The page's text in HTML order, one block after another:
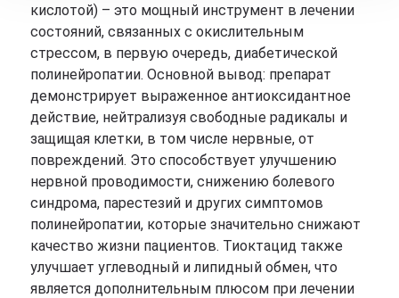
кислотой) – это мощный инструмент в лечении
состояний, связанных с окислительным
стрессом, в первую очередь, диабетической
полинейропатии. Основной вывод: препарат
демонстрирует выраженное антиоксидантное
действие, нейтрализуя свободные радикалы и
защищая клетки, в том числе нервные, от
повреждений. Это способствует улучшению
нервной проводимости, снижению болевого
синдрома, парестезий и других симптомов
полинейропатии, которые значительно снижают
качество жизни пациентов. Тиоктацид также
улучшает углеводный и липидный обмен, что
является дополнительным плюсом при лечении